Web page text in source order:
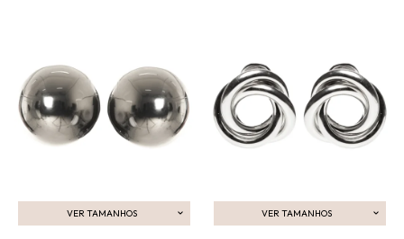
VER TAMANHOS
ADICIONAR AO CARRINHO
VER TAMANHOS
ADICIONAR AO CARRINHO